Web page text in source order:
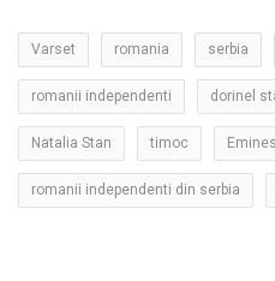
Varset romania serbia
romanii independenti dorinel
Natalia Stan timoc
romanii independenti din serbia